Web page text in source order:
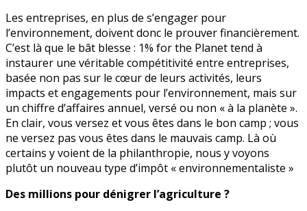
Les entreprises, en plus de s’engager pour
l’environnement, doivent donc le prouver financièrement.
C’est là que le bât blesse : 1% for the Planet tend à
instaurer une véritable compétitivité entre entreprises,
basée non pas sur le cœur de leurs activités, leurs
impacts et engagements pour l’environnement, mais sur
un chiffre d’affaires annuel, versé ou non « à la planète ».
En clair, vous versez et vous êtes dans le bon camp ; vous
ne versez pas vous êtes dans le mauvais camp. Là où
certains y voient de la philanthropie, nous y voyons
plutôt un nouveau type d’impôt « environnementaliste »
Des millions pour dénigrer l’agriculture ?